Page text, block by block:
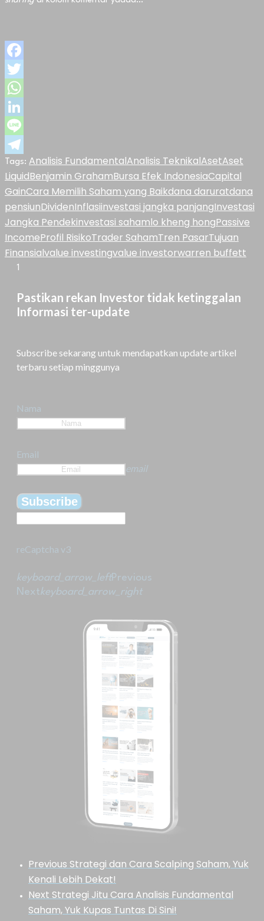
Facebook
Twitter
WhatsApp
LinkedIn
Line
Telegram
Tags: Analisis FundamentalAnalisis TeknikalAsetAset
LiquidBenjamin GrahamBursa Efek IndonesiaCapital
GainCara Memilih Saham yang Baikdana daruratdana
pensiunDividenInflasiinvestasi jangka panjangInvestasi
Jangka Pendekinvestasi sahamlo kheng hongPassive
IncomeProfil RisikoTrader SahamTren PasarTujuan
Finansialvalue investingvalue investorwarren buffett
1
Pastikan rekan Investor tidak ketinggalan
Informasi ter-update
Subscribe sekarang untuk mendapatkan update artikel
terbaru setiap minggunya
Nama
Email
email
Subscribe
reCaptcha v3
keyboard_arrow_leftPrevious
Nextkeyboard_arrow_right
Previous Strategi dan Cara Scalping Saham, Yuk
Kenali Lebih Dekat!
Next Strategi Jitu Cara Analisis Fundamental
Saham, Yuk Kupas Tuntas Di Sini!